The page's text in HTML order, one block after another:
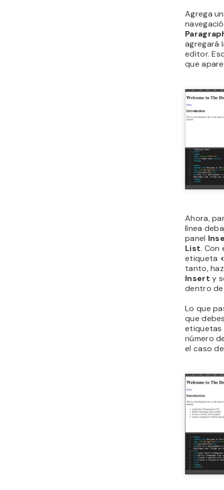
Agrega
agregará
editor.
que
Ahora,
línea
panel
List. Con
etiqueta
tanto,
Insert y
dentro
Lo que
que
etiquetas
número
el caso